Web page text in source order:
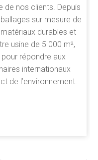
de nos clients. Depuis
sur mesure de
durables et
usine de 5 000 m²,
répondre aux
internationaux
de l’environnement.